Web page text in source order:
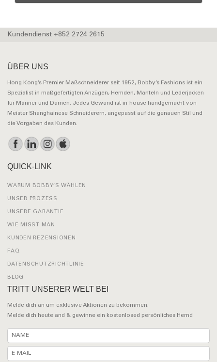
Kundendienst +852 2724 2615
ÜBER UNS
Hong Kong’s Premier Maßschneiderer seit 1952, Bobby’s Fashions ist ein
Spezialist in maßgefertigten Anzügen, Hemden, Manteln und Lederjacken
für Männer und Damen. Jedes Gewand ist in-house handgemacht von
Meister Shanghainese Schneiderern, angepasst auf die genauen Stil und
die Vorgaben des Kunden.
QUICK-LINK
WARUM BOBBY’S WÄHLEN
UNSER PROZESS
UNSERE GARANTIE
WIE MISST MAN
KUNDEN REZENSIONEN
FAQ
DATENSCHUTZRICHTLINIE
BLOG
TRITT UNSERER WELT BEI
Melde dich an um exklusive Aktionen zu bekommen.
Melde dich heute and & gewinne ein kostenlosed persönliches Hemd